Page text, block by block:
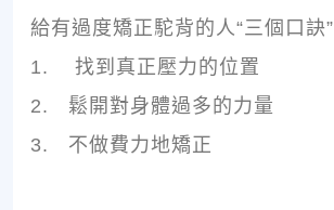
給有過度矯正駝背的人“三個口訣”
1. 找到真正壓力的位置
2. 鬆開對身體過多的力量
3. 不做費力地矯正